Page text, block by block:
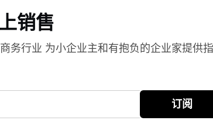
销售
务行业 为小企业主和有抱负的企业家提供
订阅